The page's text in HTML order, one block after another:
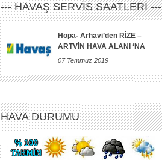
--- HAVAŞ SERVİS SAATLERİ ---
Hopa- Arhavi’den RİZE –
ARTVİN HAVA ALANI ‘NA
07 Temmuz 2019
HAVA DURUMU